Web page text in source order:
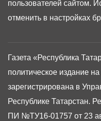
Газета «Республика
политическое издание
зарегистрирована в
Республике Татарстан.
ПИ №ТУ16-01757 от 23
пользователей сайтом.
отменить в настройках